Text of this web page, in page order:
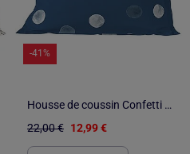
-41%
Housse de coussin Confetti "Happyfriday
22,00 € 12,99 €